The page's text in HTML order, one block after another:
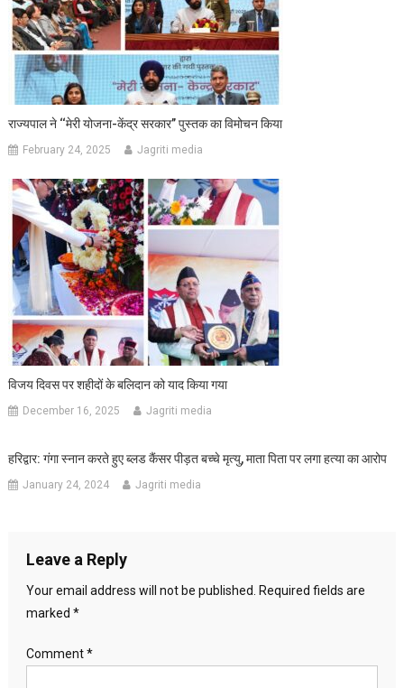
राज्यपाल ने ‘‘मेरी योजना-केंद्र सरकार’’ पुस्तक का विमोचन किया
February 24, 2025 Jagriti media
विजय दिवस पर शहीदों के बलिदान को याद किया गया
December 16, 2025 Jagriti media
हरिद्वार: गंगा स्नान करते हुए ब्लड कैंसर पीड़त बच्चे मृत्यु, माता पिता पर लगा हत्या का आरोप
January 24, 2024 Jagriti media
Leave a Reply
Your email address will not be published. Required fields are
marked *
Comment*